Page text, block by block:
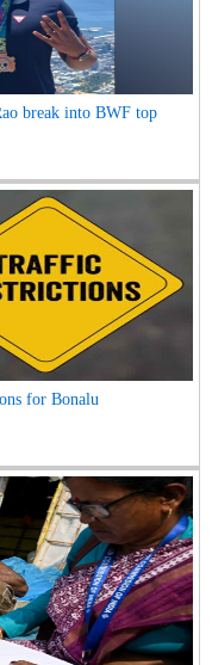
break into BWF top
for Bonalu